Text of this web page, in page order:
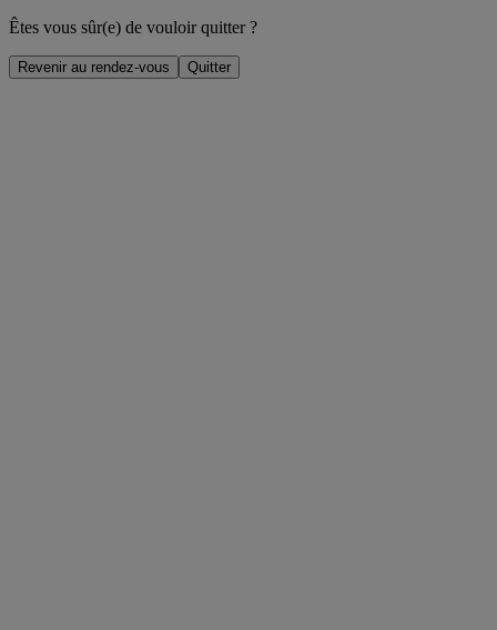
Êtes vous sûr(e) de vouloir quitter ?
Revenir au rendez-vous Quitter